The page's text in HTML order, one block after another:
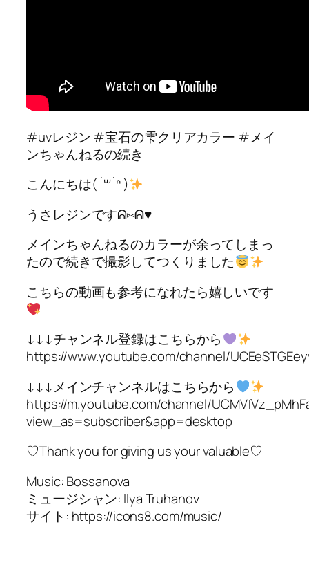
#uvレジン #宝石の雫クリアカラー #メイ
ンちゃんねるの続き
こんにちは( ˙꒳​˙ᐢ )
うさレジンですᕱ⑅ᕱ♥️
メインちゃんねるのカラーが余ってしまっ
たので続きで撮影してつくりました
こちらの動画も参考になれたら嬉しいです
↓↓↓チャンネル登録はこちらから
https://www.youtube.com/channel/
↓↓↓メインチャンネルはこちらから
https://m.youtube.com/channel/
view_as=subscriber&app=desktop
♡Thank you for giving us your valuable♡
Music: Bossanova
ミュージシャン: Ilya Truhanov
サイト: https://icons8.com/music/